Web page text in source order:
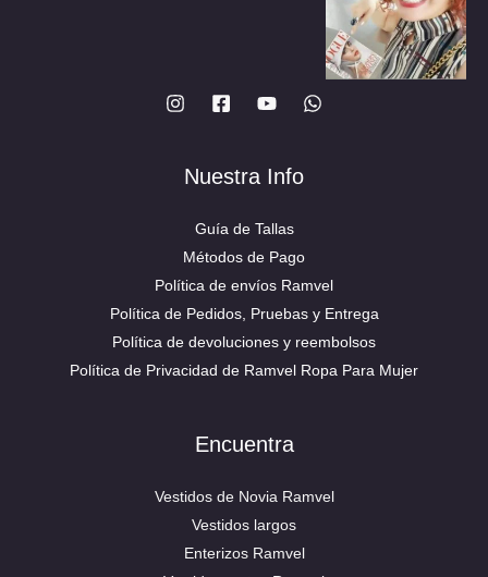
producto
Nuestra Info
Guía de Tallas
Métodos de Pago
Política de envíos Ramvel
Política de Pedidos, Pruebas y Entrega
Política de devoluciones y reembolsos
Política de Privacidad de Ramvel Ropa Para Mujer
Encuentra
Vestidos de Novia Ramvel
Vestidos largos
Enterizos Ramvel